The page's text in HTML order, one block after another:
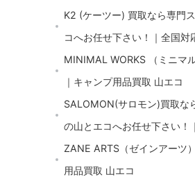
K2 (ケーツー) 買取なら専門
コへお任せ下さい！｜全国対
MINIMAL WORKS （ミニマ
｜キャンプ用品買取 山エコ
SALOMON(サロモン)買取な
の山とエコへお任せ下さい！
ZANE ARTS（ゼインアーツ
用品買取 山エコ